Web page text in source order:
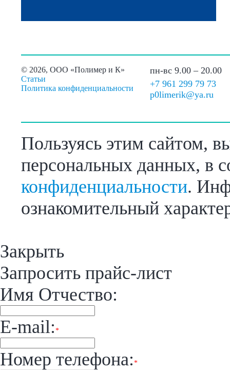
©2026, ООО «Полимер и К»
Статьи
Политика конфиденциальности
пн-вс 9.00 – 20.00
+7 961 299 79 73
p0limerik@ya.ru
Пользуясь этим сайтом,
персональных данных, в
конфиденциальности.
ознакомительный
Закрыть
Запросить прайс-лист
Имя Отчество:
E-mail: *
Номер телефона: *